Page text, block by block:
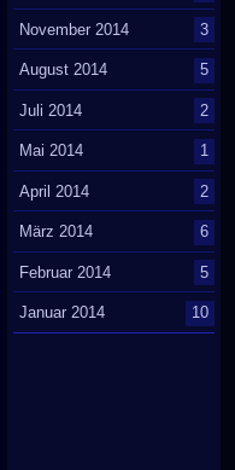
November 2014 3
August 2014 5
Juli 2014 2
Mai 2014 1
April 2014 2
März 2014 6
Februar 2014 5
Januar 2014 10